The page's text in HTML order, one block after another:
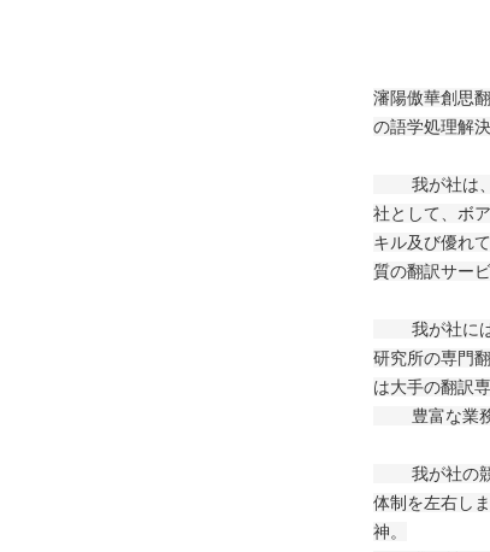
瀋陽傲華創思
の語学処理解
我が社は、
社として、ボ
キル及び優れ
質の翻訳サー
我が社には
研究所の専門
は大手の翻訳
豊富な業務
我が社の競
体制を左右し
神。